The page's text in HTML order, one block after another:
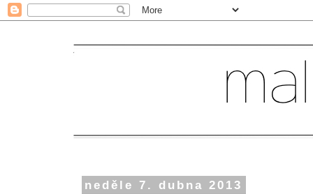
neděle 7. dubna 2013